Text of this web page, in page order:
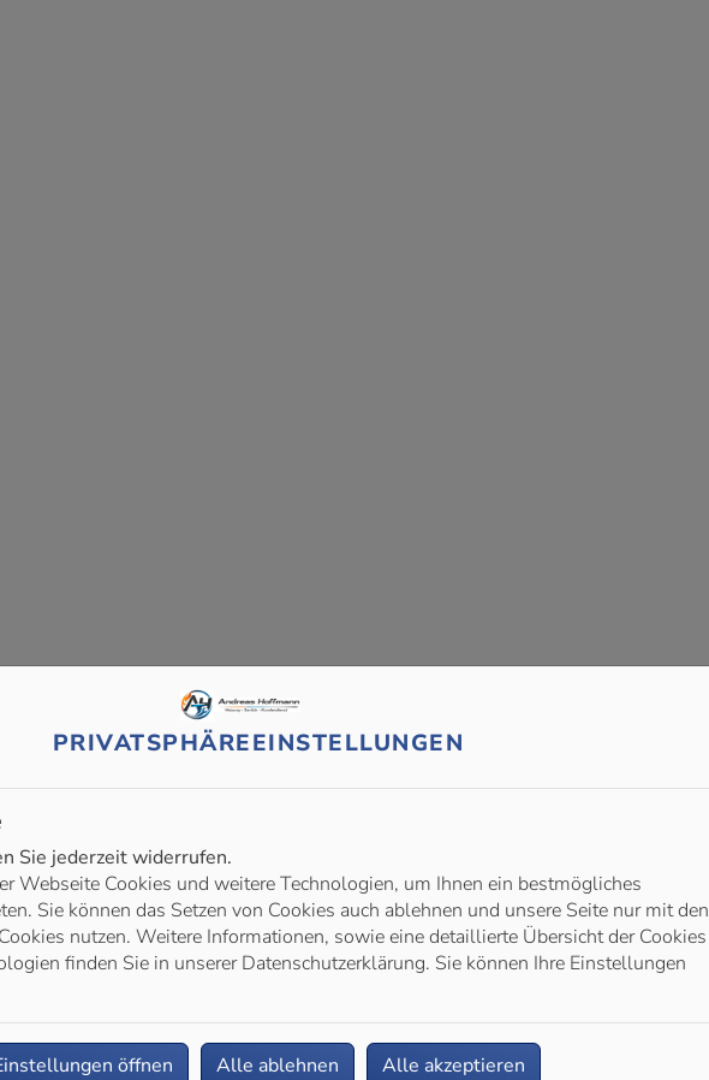
PRIVATSPHÄRE­EINSTELLUNGEN
Sie jederzeit widerrufen.
Webseite Cookies und weitere Technologien, um Ihnen ein bestmögliches
Sie können das Setzen von Cookies auch ablehnen und unsere Seite nur mit den
nutzen. Weitere Informationen, sowie eine detaillierte Übersicht der Cookies
finden Sie in unserer Datenschutzerklärung. Sie können Ihre Einstellungen
öffnen Alle ablehnen Alle akzeptieren